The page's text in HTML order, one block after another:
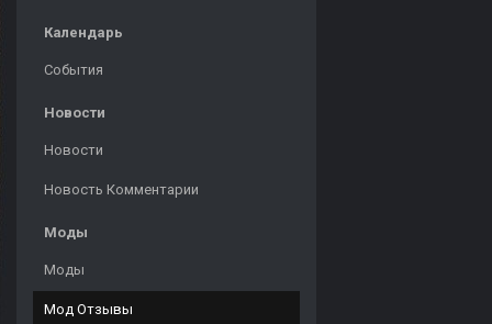
Календарь
События
Новости
Новости
Новость Комментарии
Моды
Моды
Мод Отзывы